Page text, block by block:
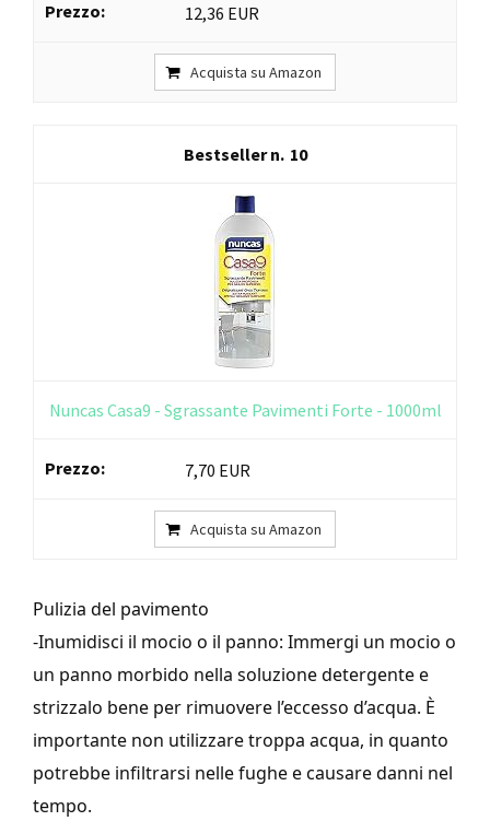
12,36 EUR
Acquista su Amazon
10
Nuncas Casa9 - Sgrassante Pavimenti Forte - 1000ml
7,70 EUR
Acquista su Amazon
Pulizia del pavimento
-Inumidisci il mocio o il panno: Immergi un mocio o
un panno morbido nella soluzione detergente e
strizzalo bene per rimuovere l’eccesso d’acqua. È
importante non utilizzare troppa acqua, in quanto
potrebbe infiltrarsi nelle fughe e causare danni nel
tempo.